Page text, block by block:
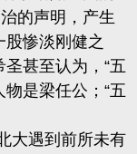
的声明，产生
股惨淡刚健之
甚至认为，“五
是梁任公；“五
大遇到前所未有